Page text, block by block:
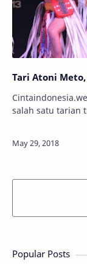
Tari Atoni
Cintaindonesia.web.id - Tari
salah satu tarian
Popular Posts